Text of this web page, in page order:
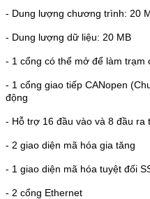
- Dung lượng chương trình: 20
- Dung lượng dữ liệu: 20 MB
- 1 cổng có thể mở để làm trạm
- 1 cổng giao tiếp CANopen
động
- Hỗ trợ 16 đầu vào và 8 đầu ra
- 2 giao diện mã hóa gia tăng
- 1 giao diện mã hóa tuyệt đối
- 2 cổng Ethernet